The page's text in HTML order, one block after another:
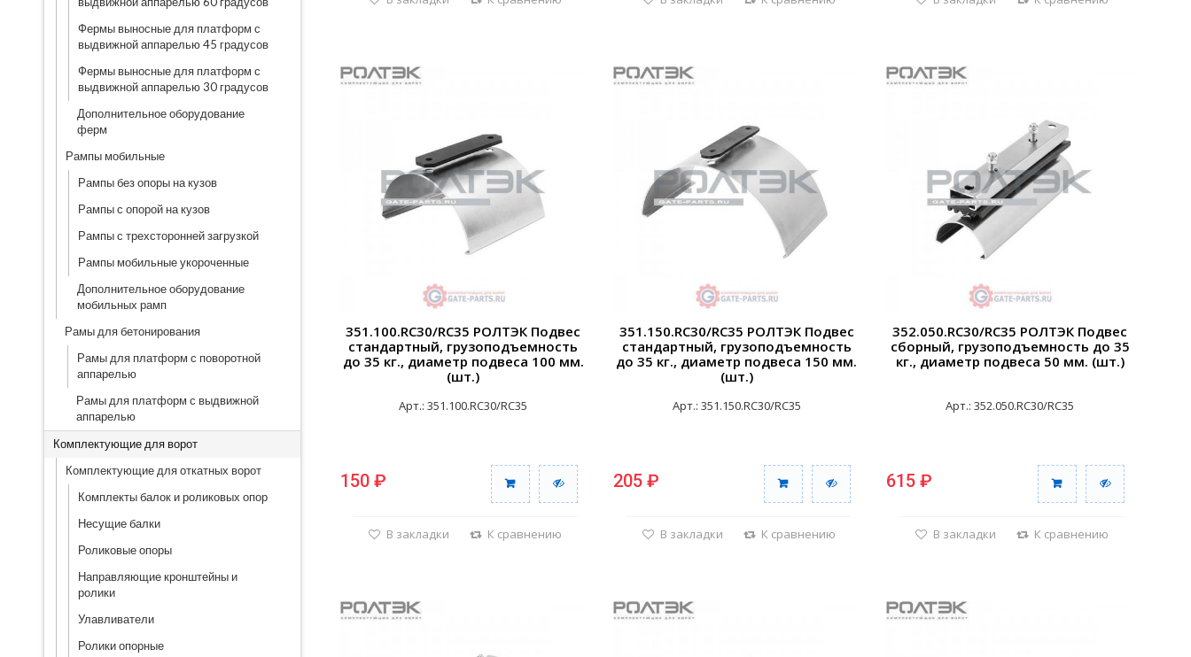
Фермы выносные для платформ с
выдвижной аппарелью 45 градусов
Фермы выносные для платформ с
выдвижной аппарелью 30 градусов
Дополнительное оборудование
ферм
Рампы мобильные
Рампы без опоры на кузов
Рампы с опорой на кузов
Рампы с трехсторонней загрузкой
Рампы мобильные укороченные
Дополнительное оборудование
мобильных рамп
Рамы для бетонирования
Рамы для платформ с поворотной
аппарелью
Рамы для платформ с выдвижной
аппарелью
Комплектующие для ворот
Комплектующие для откатных ворот
Комплекты балок и роликовых опор
Несущие балки
Роликовые опоры
Направляющие кронштейны и
ролики
Улавливатели
Ролики опорные
351.100.RC30/RC35 РОЛТЭК Подвес
стандартный, грузоподъемность
до 35 кг., диаметр подвеса 100 мм.
(шт.)
Арт.: 351.100.RC30/RC35
150 ₽
В закладки К сравнению
351.150.RC30/RC35 РОЛТЭК Подвес
стандартный, грузоподъемность
до 35 кг., диаметр подвеса 150 мм.
(шт.)
Арт.: 351.150.RC30/RC35
205 ₽
В закладки К сравнению
352.050.RC30/RC35 РОЛТЭК Подвес
сборный, грузоподъемность до 35
кг., диаметр подвеса 50 мм. (шт.)
Арт.: 352.050.RC30/RC35
615 ₽
В закладки К сравнению